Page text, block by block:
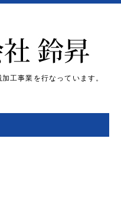
工事業を行なっています。